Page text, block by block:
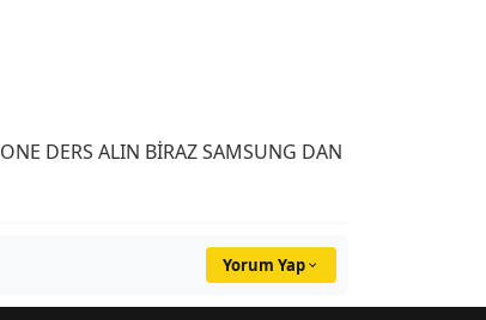
DERS ALIN BİRAZ SAMSUNG DAN
Yorum Yap